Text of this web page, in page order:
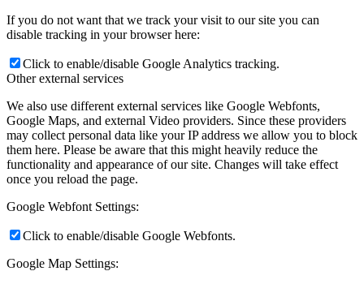
If you do not want that we track your visit to our site you can
disable tracking in your browser here:
Click to enable/disable Google Analytics tracking.
Other external services
We also use different external services like Google Webfonts,
Google Maps, and external Video providers. Since these providers
may collect personal data like your IP address we allow you to block
them here. Please be aware that this might heavily reduce the
functionality and appearance of our site. Changes will take effect
once you reload the page.
Google Webfont Settings:
Click to enable/disable Google Webfonts.
Google Map Settings: